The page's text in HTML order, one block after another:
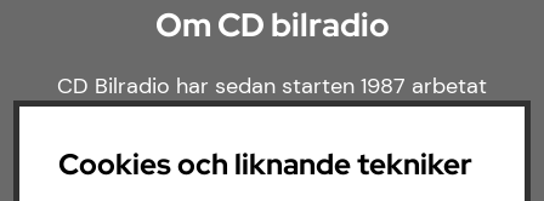
Om CD bilradio
CD Bilradio har sedan starten 1987 arbetat
med försäljning och installation av ljud till
brett sortiment av billjud till alla typer av
Cookies och liknande tekniker